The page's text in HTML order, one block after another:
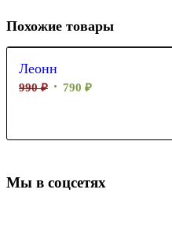
Похожие товары
Леонн
990₽ 790 ₽
Мы в соцсетях